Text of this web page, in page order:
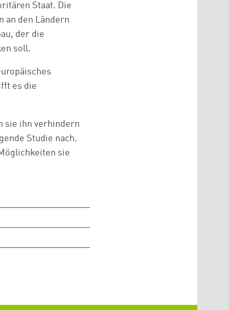
Staat. Die
an den Ländern
der die
soll.
es die
sie ihn verhindern
Studie nach.
sie